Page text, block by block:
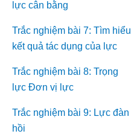
lực cân bằng
Trắc nghiệm bài 7: Tìm hiểu
kết quả tác dụng của lực
Trắc nghiệm bài 8: Trọng
lực Đơn vị lực
Trắc nghiệm bài 9: Lực đàn
hồi